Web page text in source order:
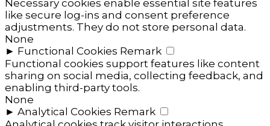
Necessary cookies enable essential site features
like secure log-ins and consent preference
adjustments. They do not store personal data.
None
► Functional Cookies Remark
Functional cookies support features like content
sharing on social media, collecting feedback, and
enabling third-party tools.
None
► Analytical Cookies Remark